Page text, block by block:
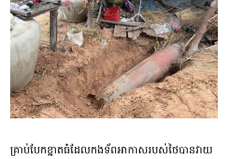
គ្រាប់បែកខ្នាតធំដែលកងទ័ពអាកាសរបស់ថៃបានវាយ